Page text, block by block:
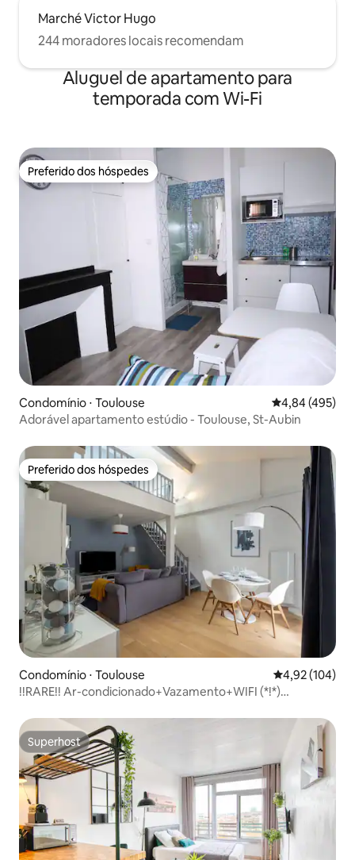
Marché Victor Hugo
244 moradores locais recomendam
Aluguel de apartamento para
temporada com Wi-Fi
Preferido dos hóspedes
Preferido dos hóspedes
Condomínio ⋅ Toulouse 4,84 de uma
4,84 (495)
Adorável apartamento estúdio - Toulouse, St-Aubin
Preferido dos hóspedes
Preferido dos hóspedes
Condomínio ⋅ Toulouse 4,92 de uma
4,92 (104)
!!RARE!! Ar-condicionado+Vazamento+WIFI (*!*)
Superhost
Superhost